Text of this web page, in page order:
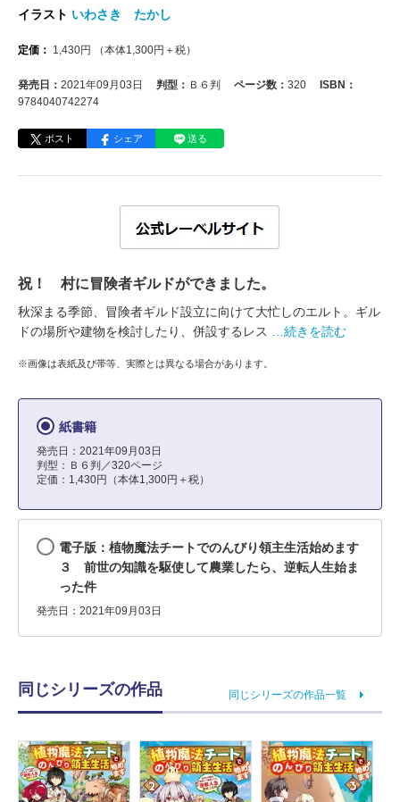
イラスト いわさき たかし
定価： 1,430円 （本体1,300円＋税）
発売日： 2021年09月03日 判型： Ｂ６判 ページ数： 320
ISBN：
9784040742274
ポスト シェア 送る
祝！ 村に冒険者ギルドができました。
秋深まる季節、冒険者ギルド設立に向けて大忙しのエルト。ギル
ドの場所や建物を検討したり、併設するレス
…続きを読む
※画像は表紙及び帯等、実際とは異なる場合があります。
紙書籍
発売日：2021年09月03日
判型：Ｂ６判／320ページ
定価：1,430円（本体1,300円＋税）
電子版：植物魔法チートでのんびり領主生活始めます
３ 前世の知識を駆使して農業したら、逆転人生始ま
った件
発売日：2021年09月03日
同じシリーズの作品 同じシリーズの作品一覧